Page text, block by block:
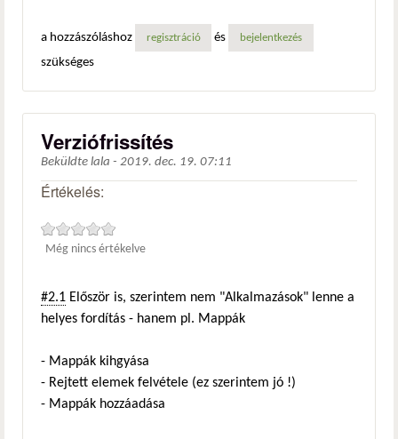
a hozzászóláshoz
regisztráció és bejelentkezés
szükséges
Verziófrissítés
Beküldte lala - 2019. dec. 19. 07:11
Értékelés:
Még nincs értékelve
#2.1 Először is, szerintem nem "Alkalmazások" lenne a
helyes fordítás - hanem pl. Mappák
- Mappák kihgyása
- Rejtett elemek felvétele (ez szerintem jó !)
- Mappák hozzáadása